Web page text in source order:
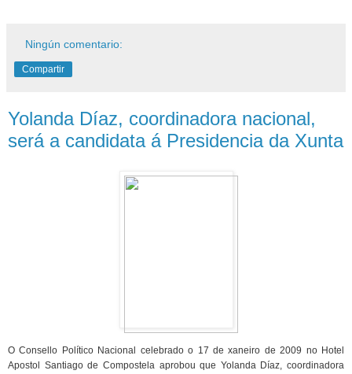
Ningún comentario:
Compartir
Yolanda Díaz, coordinadora nacional,
será a candidata á Presidencia da Xunta
O Consello Político Nacional celebrado o 17 de xaneiro de 2009 no Hotel
Apostol Santiago de Compostela aprobou que Yolanda Díaz, coordinadora